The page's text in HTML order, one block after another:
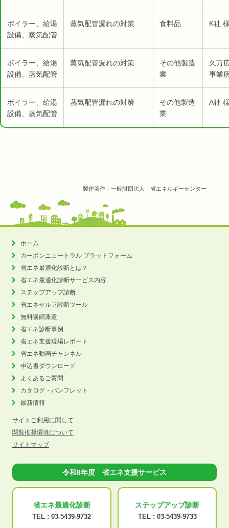
ボイラー、給湯
設備、蒸気配管
蒸気配管漏れの対策 食料品 K社
ボイラー、給湯
設備、蒸気配管
蒸気配管漏れの対策
その他製造
業
久万
事業
ボイラー、給湯
設備、蒸気配管
蒸気配管漏れの対策
その他製造
業
A社
製作著作：一般財団法人 省エネルギーセンター
ホーム
カーボンニュートラル プラットフォーム
省エネ最適化診断とは？
省エネ最適化診断サービス内容
ステップアップ診断
省エネセルフ診断ツール
無料講師派遣
省エネ診断事例
省エネ支援現場レポート
省エネ動画チャンネル
申込書ダウンロード
よくあるご質問
カタログ・パンフレット
最新情報
サイトご利用に関して
閲覧推奨環境について
サイトマップ
令和8年度 省エネ支援サービス
省エネ最適化診断
TEL : 03-5439-9732
ステップアップ診断
TEL : 03-5439-9733